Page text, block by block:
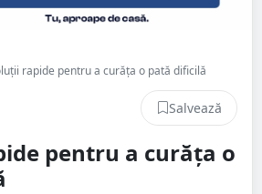
rapide pentru a curăța o pată dificilă
Salvează
pentru a curăța o